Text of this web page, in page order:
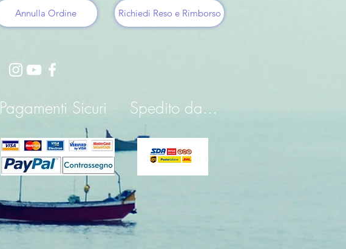
Annulla Ordine Richiedi Reso e Rimborso
Pagamenti Sicuri Spedito da...